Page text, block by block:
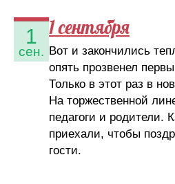
1
сен.
1 сентября
Вот и закончились
опять прозвенел
Только в этот раз в
На торжественной
педагоги и родители.
приехали, чтобы
гости.